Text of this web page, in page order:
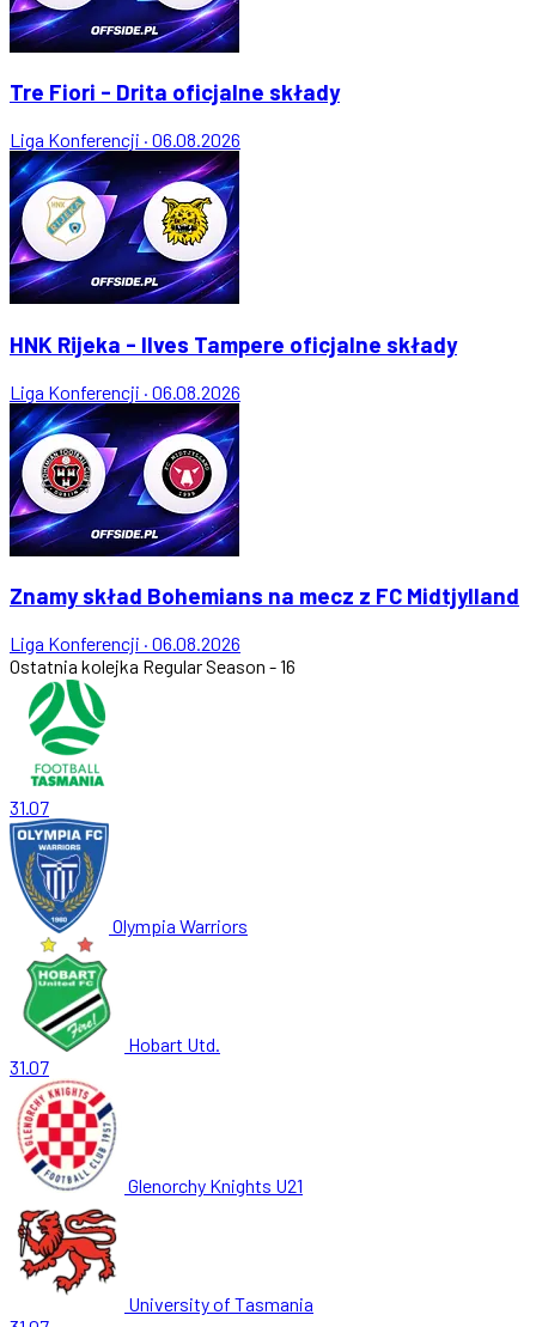
Tre Fiori - Drita oficjalne składy
Liga Konferencji · 06.08.2026
HNK Rijeka - Ilves Tampere oficjalne składy
Liga Konferencji · 06.08.2026
Znamy skład Bohemians na mecz z FC Midtjylland
Liga Konferencji · 06.08.2026
Ostatnia kolejka Regular Season - 16
31.07
Olympia Warriors
Hobart Utd.
31.07
Glenorchy Knights U21
University of Tasmania